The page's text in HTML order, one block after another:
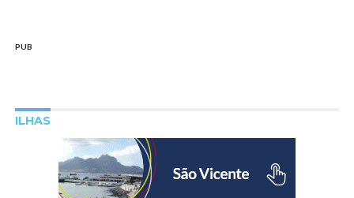
PUB
ILHAS